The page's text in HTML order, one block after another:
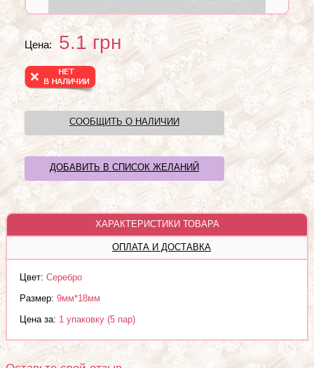
Цена: 5.1грн
СООБЩИТЬ О НАЛИЧИИ
ДОБАВИТЬ В СПИСОК ЖЕЛАНИЙ
ХАРАКТЕРИСТИКИ ТОВАРА
ОПЛАТА И ДОСТАВКА
Цвет: Серебро
Размер: 9мм*18мм
Цена за: 1 упаковку (5 пар)